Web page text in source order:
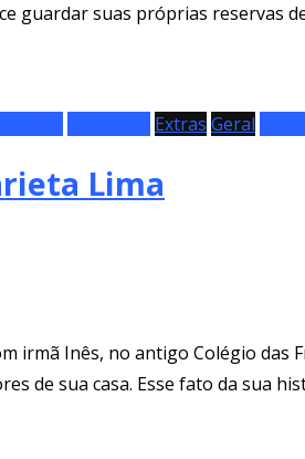
guardar suas próprias reservas
Extras Geral
Lima
irmã Inês, no antigo Colégio
de sua casa. Esse fato da sua